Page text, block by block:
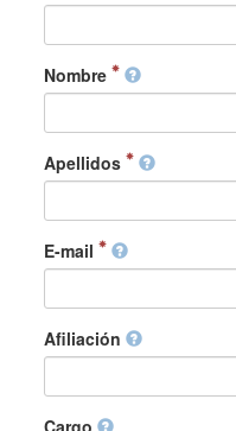
Nombre
Apellidos
E-mail
Afiliación
Cargo